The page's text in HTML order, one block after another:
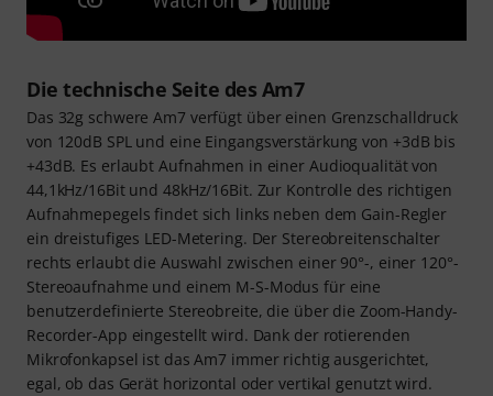
Die technische Seite des Am7
Das 32g schwere Am7 verfügt über einen Grenzschalldruck
von 120dB SPL und eine Eingangsverstärkung von +3dB bis
+43dB. Es erlaubt Aufnahmen in einer Audioqualität von
44,1kHz/16Bit und 48kHz/16Bit. Zur Kontrolle des richtigen
Aufnahmepegels findet sich links neben dem Gain-Regler
ein dreistufiges LED-Metering. Der Stereobreitenschalter
rechts erlaubt die Auswahl zwischen einer 90°-, einer 120°-
Stereoaufnahme und einem M-S-Modus für eine
benutzerdefinierte Stereobreite, die über die Zoom-Handy-
Recorder-App eingestellt wird. Dank der rotierenden
Mikrofonkapsel ist das Am7 immer richtig ausgerichtet,
egal, ob das Gerät horizontal oder vertikal genutzt wird.